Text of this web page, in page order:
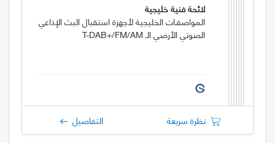
لائحة فنية خليجية
المواصفـات الخليجية لأجهزة استقبال البث الإذاعي
الصوتي الأرضي الـ T-DAB+/FM/AM
نظرة سريعة التفاصيل